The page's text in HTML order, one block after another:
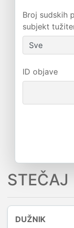
Broj sudskih
subjekt
ID objave
STEČAJ
DUŽNIK